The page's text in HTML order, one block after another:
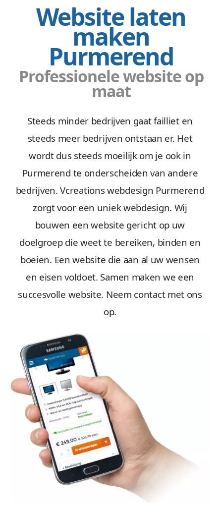
Website laten
maken
Purmerend
Professionele website op
maat
Steeds minder bedrijven gaat failliet en
steeds meer bedrijven ontstaan er. Het
wordt dus steeds moeilijk om je ook in
Purmerend te onderscheiden van andere
bedrijven. Vcreations webdesign Purmerend
zorgt voor een uniek webdesign. Wij
bouwen een website gericht op uw
doelgroep die weet te bereiken, binden en
boeien. Een website die aan al uw wensen
en eisen voldoet. Samen maken we een
succesvolle website. Neem contact met ons
op.